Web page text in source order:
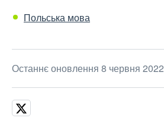
Польська мова
Останнє оновлення 8 червня 2022